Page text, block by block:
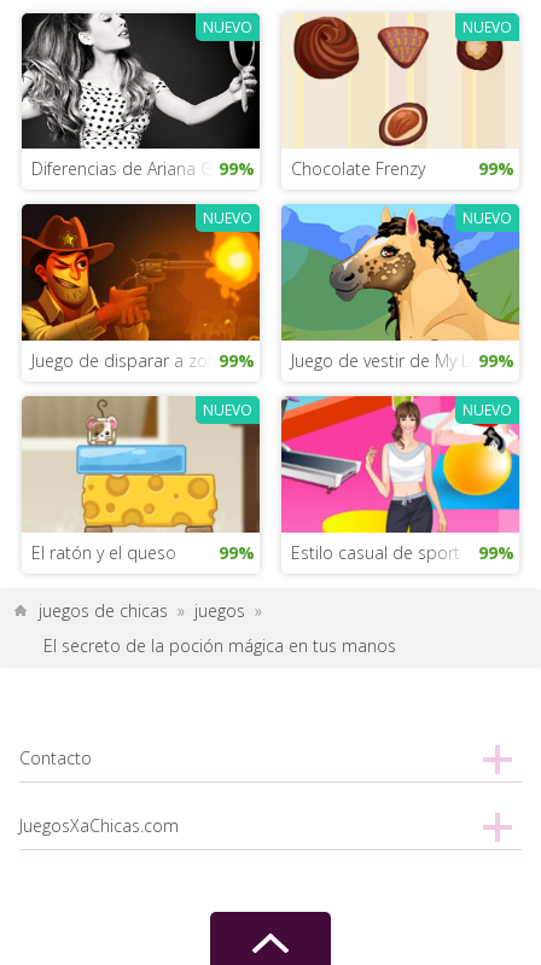
NUEVO
Diferencias de Ariana Grande
99%
NUEVO
Chocolate Frenzy 99%
NUEVO
Juego de disparar a zombis de Halloween
99%
NUEVO
Juego de vestir de My Little Pony
99%
NUEVO
El ratón y el queso 99%
NUEVO
Estilo casual de sport 99%
juegos de chicas » juegos »
El secreto de la poción mágica en tus manos
Contacto
JuegosXaChicas.com